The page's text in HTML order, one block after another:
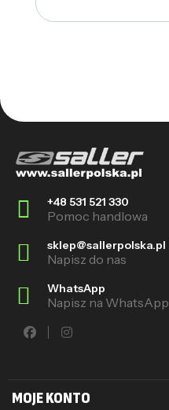
+48 531 521 330
Pomoc handlowa
sklep@sallerpolska.pl
Napisz do nas
WhatsApp
Napisz na WhatsApp
MOJE KONTO